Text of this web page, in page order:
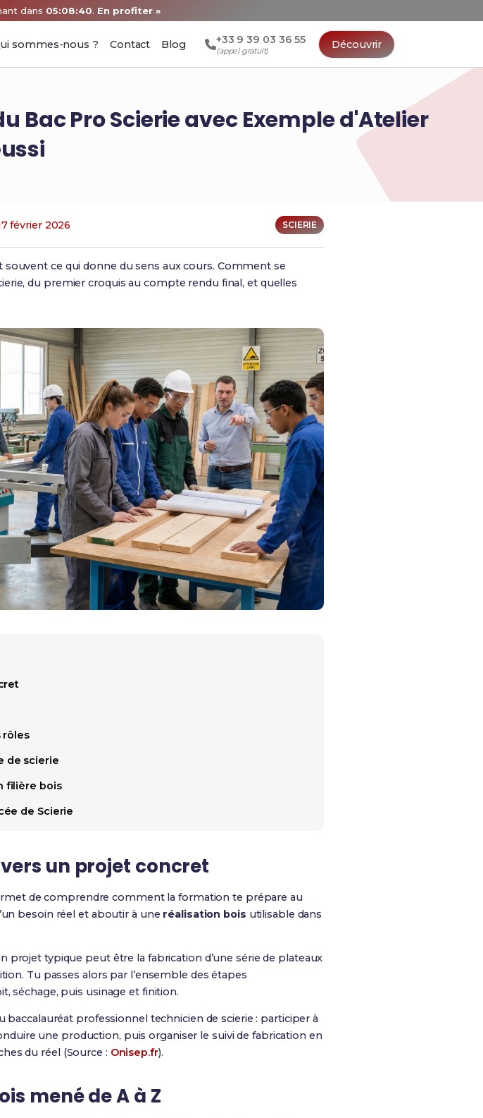
dans 05:08:39. En profiter »
sommes-nous ? Contact Blog +33 9 39 03 36 55
(appel gratuit)
Découvrir
Bac Pro Scierie avec Exemple d'Atelier
février 2026 SCIERIE
ce qui donne du sens aux cours. Comment se
du premier croquis au compte rendu final, et quelles
rôles
de scierie
filière bois
de Scierie
un projet concret
de comprendre comment la formation te prépare au
besoin réel et aboutir à une réalisation bois utilisable dans
projet typique peut être la fabrication d’une série de plateaux
Tu passes alors par l’ensemble des étapes
séchage, puis usinage et finition.
professionnel technicien de scierie : participer à
une production, puis organiser le suivi de fabrication en
du réel (Source : Onisep.fr).
mené de A à Z